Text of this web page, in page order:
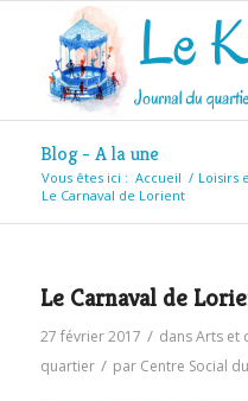
Blog - A la une
Vous êtes ici : Accueil / Loisirs
Le Carnaval de Lorient
Le Carnaval de
27 février 2017 / dansArts et
quartier / par Centre Social